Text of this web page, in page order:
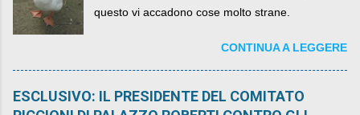
questo vi accadono cose molto strane.
CONTINUA A LEGGERE
ESCLUSIVO: IL PRESIDENTE DEL COMITATO